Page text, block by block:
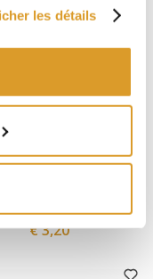
les détails
Polsinelli
en cuivre chromé
€ 3,20